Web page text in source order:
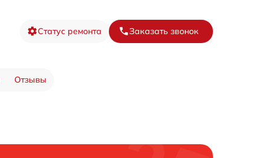
Статус ремонта Заказать звонок
Отзывы